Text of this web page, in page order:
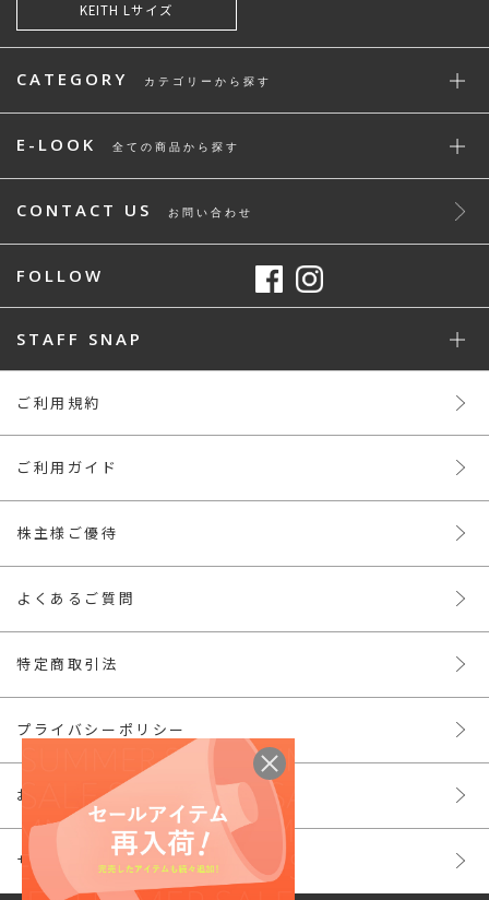
KEITH Lサイズ
CATEGORY カテゴリーから探す
E-LOOK 全ての商品から探す
CONTACT US お問い合わせ
FOLLOW
STAFF SNAP
ご利用規約
ご利用ガイド
株主様ご優待
よくあるご質問
特定商取引法
プライバシーポリシー
お問い合わせ
サイトマップ